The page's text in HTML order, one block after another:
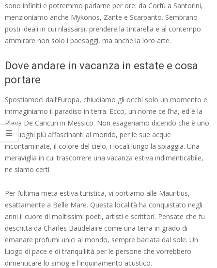
sono infiniti e potremmo parlarne per ore: da Corfù a Santorini,
menzioniamo anche Mykonos, Zante e Scarpanto. Sembrano
posti ideali in cui rilassarsi, prendere la tintarella e al contempo
ammirare non solo i paesaggi, ma anche la loro arte.
Dove andare in vacanza in estate e cosa
portare
Spostiamoci dall’Europa, chiudiamo gli occhi solo un momento e
immaginiamo il paradiso in terra. Ecco, un nome ce l’ha, ed è la
Playa De Cancun in Messico. Non esageriamo dicendo che è uno
dei luoghi più affascinanti al mondo, per le sue acque
incontaminate, il colore del cielo, i locali lungo la spiaggia. Una
meraviglia in cui trascorrere una vacanza estiva indimenticabile,
ne siamo certi.
Per l’ultima meta estiva turistica, vi portiamo alle Mauritius,
esattamente a Belle Mare. Questa località ha conquistato negli
anni il cuore di moltissimi poeti, artisti e scrittori. Pensate che fu
descritta da Charles Baudelaire come una terra in grado di
emanare profumi unici al mondo, sempre baciata dal sole. Un
luogo di pace e di tranquillità per le persone che vorrebbero
dimenticare lo smog e l’inquinamento acustico.